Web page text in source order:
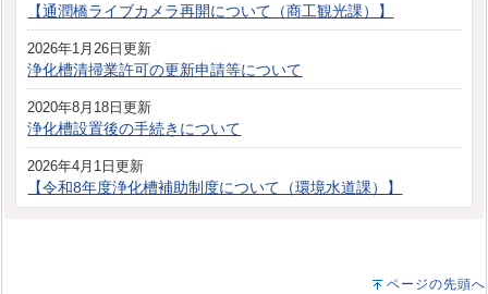
【通潤橋ライブカメラ再開について（商工観光課）】
2026年1月26日更新
浄化槽清掃業許可の更新申請等について
2020年8月18日更新
浄化槽設置後の手続きについて
2026年4月1日更新
【令和8年度浄化槽補助制度について（環境水道課）】
ページの先頭へ